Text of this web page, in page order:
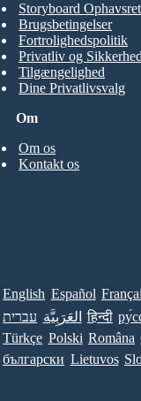
Om
Om os
Kontakt os
Storyboard
Brugsbetingelser
Fortrolighedspolitik
Privatliv og
Tilgængelighed
Dine Privatlivsvalg
English Español
עברית العَرَبِيَّة हिन्दी
Türkçe Polski Româna
български Lietuvos